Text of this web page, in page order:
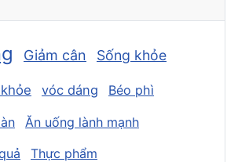
Giảm cân Sống khỏe
vóc dáng Béo phì
Ăn uống lành mạnh
Thực phẩm